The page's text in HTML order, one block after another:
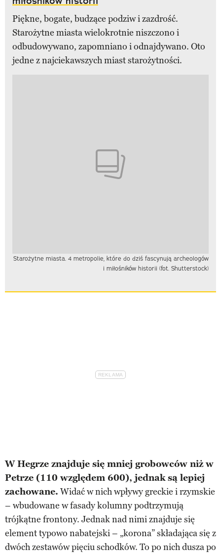
Piękne, bogate, budzące podziw i zazdrość.
Starożytne miasta wielokrotnie niszczono i
odbudowywano, zapomniano i odnajdywano. Oto
jedne z najciekawszych miast starożytności.
Starożytne miasta. 4 metropolie, które do dziś fascynują archeologów
i miłośników historii (fot. Shutterstock)
W Hegrze znajduje się mniej grobowców niż w
Petrze (110 względem 600), jednak są lepiej
zachowane. Widać w nich wpływy greckie i rzymskie
– wbudowane w fasady kolumny podtrzymują
trójkątne frontony. Jednak nad nimi znajduje się
element typowo nabatejski – „korona” składająca się z
dwóch zestawów pięciu schodków. To po nich dusza po